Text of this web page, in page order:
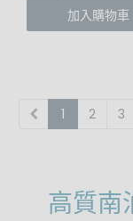
加入購物車
1 2 3
高質南